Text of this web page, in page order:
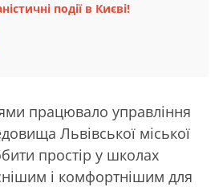
події в Києві!
працювало управління
Львівської міської
простір у школах
і комфортнішим для